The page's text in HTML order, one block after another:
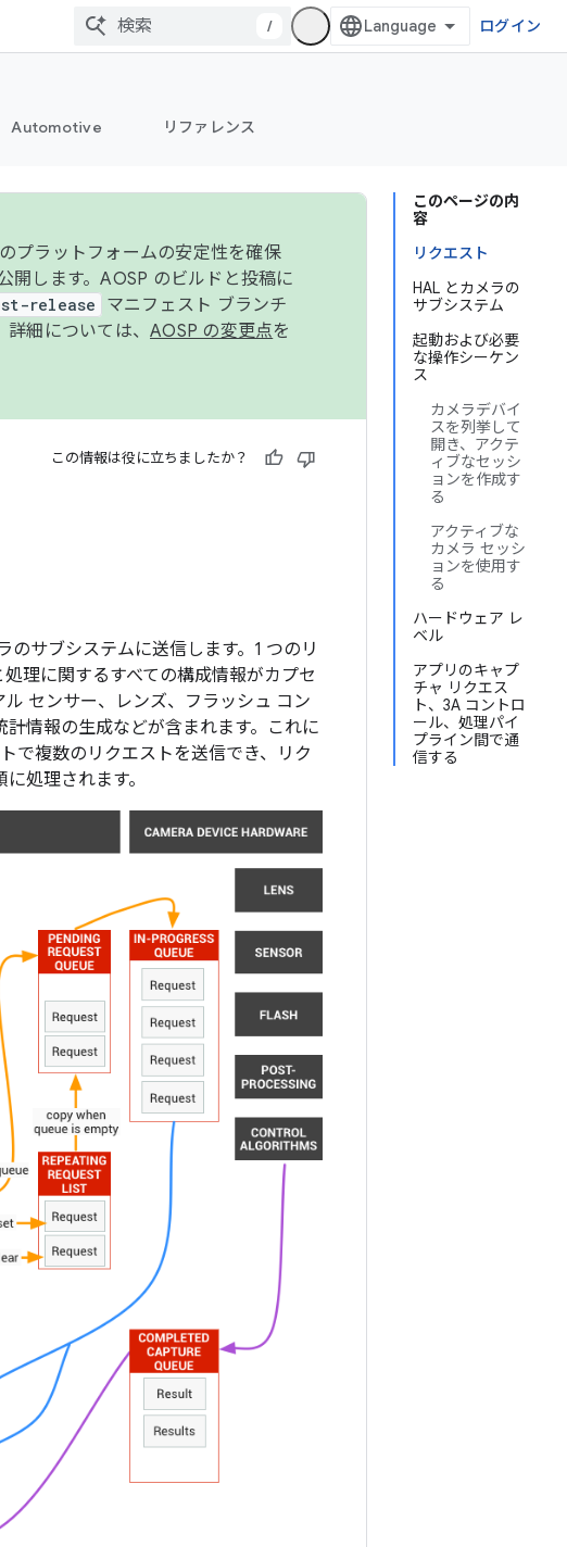
/ ログイン
Automotive リファレンス
このページの内
容
リクエスト
HAL とカメラの
サブシステム
起動および必要
な操作シーケン
ス
カメラデバイ
スを列挙して
開き、アクテ
ィブなセッシ
ョンを作成す
る
アクティブな
カメラ セッシ
ョンを使用す
る
ハードウェア レ
ベル
アプリのキャプ
チャ リクエス
ト、3A コントロ
ール、処理パイ
プライン間で通
信する
プラットフォームの安定性を確保
開します。AOSP のビルドと投稿に
release
マニフェスト ブランチ
細については、 AOSP の変更点を
この情報は役に立ちましたか？
サブシステムに送信します。1 つのリ
理に関するすべての構成情報がカプセ
センサー、レンズ、フラッシュ コン
計情報の生成などが含まれます。これに
で複数のリクエストを送信でき、リク
処理されます。